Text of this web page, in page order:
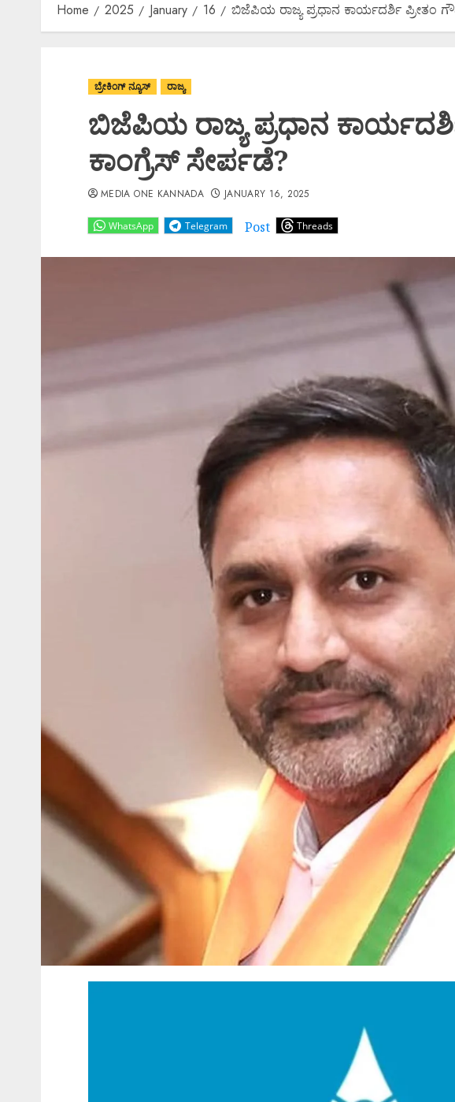
Home 2025 January 16 ಬಿಜೆಪಿಯ ರಾಜ್ಯ ಪ್ರಧಾನ ಕಾರ್ಯದರ್ಶಿ ಪ್ರೀತಂ
ಬ್ರೇಕಿಂಗ್ ನ್ಯೂಸ್ ರಾಜ್ಯ
ಬಿಜೆಪಿಯ ರಾಜ್ಯ ಪ್ರಧಾನ
ಕಾಂಗ್ರೆಸ್ ಸೇರ್ಪಡೆ?
WhatsApp Telegram Post Threads
MEDIA ONE KANNADA JANUARY 16, 2025